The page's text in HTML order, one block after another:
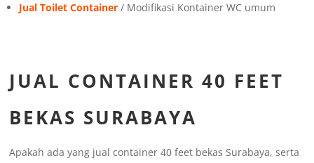
Jual Toilet Container / Modifikasi Kontainer WC umum
JUAL CONTAINER 40 FEET
BEKAS SURABAYA
Apakah ada yang jual container 40 feet bekas Surabaya, serta